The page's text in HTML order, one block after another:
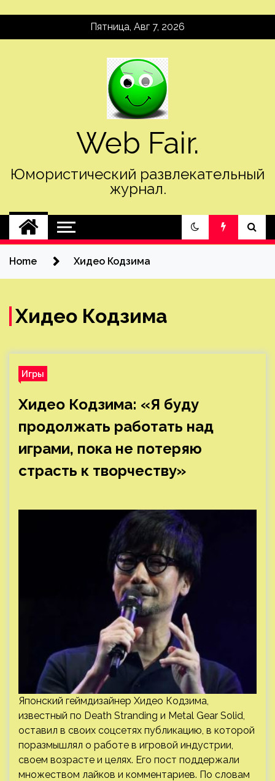
Пятница, Авг 7, 2026
Web Fair.
Юмористический развлекательный
журнал.
Home Хидео Кодзима
Хидео Кодзима
Игры
Хидео Кодзима: «Я буду
продолжать работать над
играми, пока не потеряю
страсть к творчеству»
Японский геймдизайнер Хидео Кодзима,
известный по Death Stranding и Metal Gear Solid,
оставил в своих соцсетях публикацию, в которой
поразмышлял о работе в игровой индустрии,
своем возрасте и целях. Его пост поддержали
множеством лайков и комментариев. По словам